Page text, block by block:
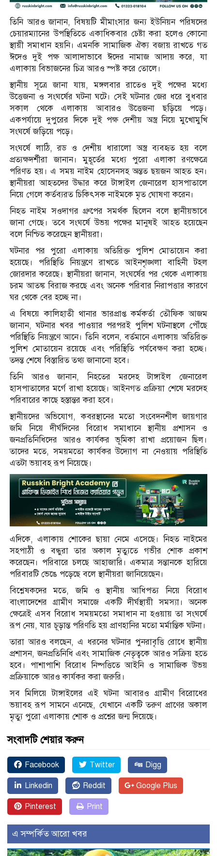
তিনি আরও জানান, বিষয়টি মীমাংসার জন্য ইউনিয়ন পরিষদের
চেয়ারম্যানের উপস্থিতিতে একাধিকবার চেষ্টা করা হলেও কোনো
স্থায়ী সমাধান হয়নি। এমনকি সামাজিক ঐক্য বজায় রাখতে গত
ঈদেও দুই পক্ষ আলাদাভাবে ঈদের নামাজ আদায় করে, যা
এলাকায় বিভাজনের চিত্র আরও স্পষ্ট করে তোলে।
স্থানীয় সূত্রে জানা যায়, মঙ্গলবার রাতেও দুই পক্ষের মধ্যে
উত্তেজনা ও সংঘর্ষের ঘটনা ঘটে। সেই ঘটনার জের ধরে বুধবার
সকাল থেকে এলাকায় আবারও উত্তেজনা ছড়িয়ে পড়ে।
একপর্যায়ে দুপুরের দিকে দুই পক্ষ দেশীয় অস্ত্র নিয়ে মুখোমুখি
সংঘর্ষে জড়িয়ে পড়ে।
সংঘর্ষে লাঠি, রড ও দেশীয় ধারালো অস্ত্র ব্যবহৃত হয় বলে
প্রত্যক্ষদর্শীরা জানান। মুহূর্তের মধ্যে পুরো এলাকা রণক্ষেত্রে
পরিণত হয়। এ সময় নাইম হোসেনসহ অন্তত ছয়জন আহত হন।
স্থানীয়রা আহতদের উদ্ধার করে টাঙ্গাইল জেনারেল হাসপাতালে
নিয়ে গেলে কর্তব্যরত চিকিৎসক নাইমকে মৃত ঘোষণা করেন।
নিহত নাইম সওদাগর গ্রুপের সমর্থক ছিলেন বলে স্থানীয়ভাবে
জানা গেছে। তবে সংঘর্ষে উভয় পক্ষের মানুষই আহত হয়েছেন
বলে নিশ্চিত করেছেন স্থানীয়রা।
ঘটনার পর পুরো এলাকায় অতিরিক্ত পুলিশ মোতায়েন করা
হয়েছে। পরিস্থিতি নিয়ন্ত্রণে রাখতে আইনশৃঙ্খলা বাহিনী টহল
জোরদার করেছে। স্থানীয়রা জানান, সংঘর্ষের পর থেকে এলাকায়
চরম আতঙ্ক বিরাজ করছে এবং অনেক পরিবার নিরাপত্তার কারণে
ঘর থেকে বের হচ্ছে না।
এ বিষয়ে কালিহাতী থানার ভারপ্রাপ্ত কর্মকর্তা তৌফিক আজম
জানান, ঘটনার খবর পাওয়ার পরপরই পুলিশ ঘটনাস্থলে পৌঁছে
পরিস্থিতি নিয়ন্ত্রণে আনে। তিনি বলেন, বর্তমানে এলাকায় অতিরিক্ত
পুলিশ মোতায়েন রয়েছে এবং পরিস্থিতি পর্যবেক্ষণ করা হচ্ছে।
তদন্ত শেষে বিস্তারিত তথ্য জানানো হবে।
তিনি আরও জানান, নিহতের মরদেহ টাঙ্গাইল জেনারেল
হাসপাতালের মর্গে রাখা হয়েছে। আইনগত প্রক্রিয়া শেষে মরদেহ
পরিবারের কাছে হস্তান্তর করা হবে।
স্থানীয়দের অভিযোগ, কবরস্থানের মতো সংবেদনশীল জায়গার
জমি নিয়ে দীর্ঘদিনের বিরোধ সমাধানে স্থানীয় প্রশাসন ও
জনপ্রতিনিধিদের আরও কার্যকর ভূমিকা রাখা প্রয়োজন ছিল।
তাদের মতে, সময়মতো কার্যকর উদ্যোগ না নেওয়ায় পরিস্থিতি
এতটা ভয়াবহ রূপ নিয়েছে।
এদিকে, এলাকায় শোকের ছায়া নেমে এসেছে। নিহত নাইমের
সহপাঠী ও বন্ধুরা তার অকাল মৃত্যুতে গভীর শোক প্রকাশ
করেছেন। পরিবারে চলছে আহাজারি। একমাত্র সন্তানকে হারিয়ে
পরিবারটি ভেঙে পড়েছে বলে স্থানীয়রা জানিয়েছেন।
বিশ্লেষকদের মতে, জমি ও স্থানীয় আধিপত্য নিয়ে বিরোধ
বাংলাদেশের গ্রামীণ সমাজে একটি দীর্ঘস্থায়ী সমস্যা। অনেক
ক্ষেত্রেই এসব বিরোধ সময়মতো সমাধান না হওয়ায় তা সংঘর্ষে
রূপ নেয়, যার চূড়ান্ত পরিণতি হয় প্রাণহানির মতো মর্মান্তিক ঘটনা।
তারা আরও বলছেন, এ ধরনের ঘটনার পুনরাবৃত্তি রোধে স্থানীয়
প্রশাসন, জনপ্রতিনিধি এবং সামাজিক নেতৃত্বকে আরও সক্রিয় হতে
হবে। পাশাপাশি বিরোধ নিষ্পত্তিতে আইনি ও সামাজিক উভয়
প্রক্রিয়াকে আরও কার্যকর করা জরুরি।
সব মিলিয়ে টাঙ্গাইলের এই ঘটনা আবারও গ্রামীণ বিরোধের
ভয়াবহ রূপ সামনে এনেছে, যেখানে একটি তরুণ প্রাণের অকাল
মৃত্যু পুরো এলাকায় শোক ও প্রশ্নের জন্ম দিয়েছে।
সংবাদটি শেয়ার করুন
Facebook Twitter Digg
Linkedin Reddit Google Plus
Pinterest Print
এ সম্পর্কিত আরো খবর